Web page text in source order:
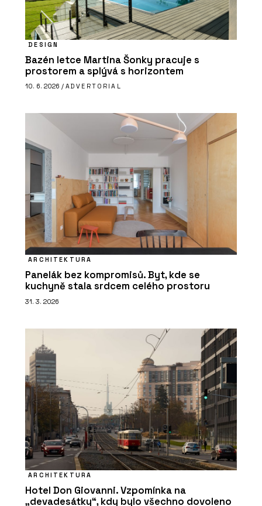
DESIGN
Bazén letce Martina Šonky pracuje s
prostorem a splývá s horizontem
10. 6. 2026 / ADVERTORIAL
ARCHITEKTURA
Panelák bez kompromisů. Byt, kde se
kuchyně stala srdcem celého prostoru
31. 3. 2026
ARCHITEKTURA
Hotel Don Giovanni. Vzpomínka na
„devadesátky“, kdy bylo všechno dovoleno